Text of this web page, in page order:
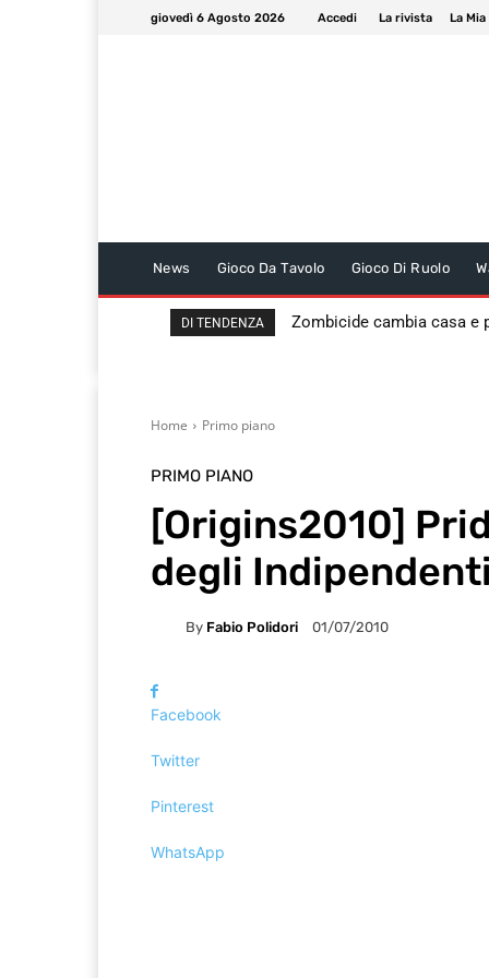
giovedì 6 Agosto 2026 Accedi La rivista La
News Gioco Da Tavolo Gioco Di Ruolo
DI TENDENZA Zombicide cambia casa e
Home Primo piano
PRIMO PIANO
[Origins2010]
degli Indipendenti
By Fabio Polidori 01/07/2010
Facebook
Twitter
Pinterest
WhatsApp